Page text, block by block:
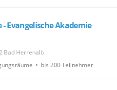
- Evangelische Akademie
Bad Herrenalb
• bis 200 Teilnehmer